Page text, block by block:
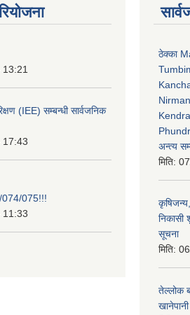
(IEE) सम्बन्धी सार्वजनिक
17:43
075!!!
11:33
ठेक्का
अन्त्य
मिति:
निकासी
सूचना
मिति:
तेल्लोक